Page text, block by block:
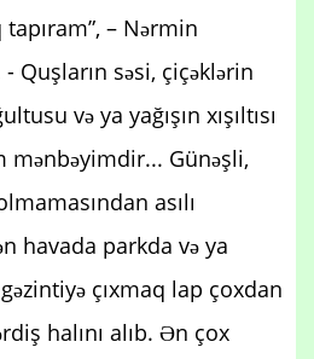
– Nərmin
Quşların səsi, çiçəklərin
və ya yağışın xışıltısı
Günəşli,
asılı
havada parkda və ya
çıxmaq lap çoxdan
halını alıb. Ən çox